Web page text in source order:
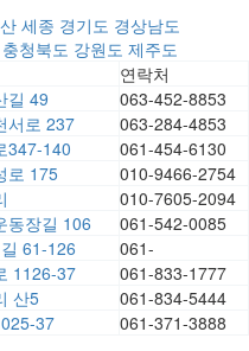
세종 경기도 경상남도
충청북도 강원도 제주도
연락처
길 49
063-452-8853
서로 237
063-284-4853
347-140
061-454-6130
로 175
010-9466-2754
010-7605-2094
동장길 106
061-542-0085
61-126
061-
1126-37
061-833-1777
산5
061-834-5444
37 061-371-3888